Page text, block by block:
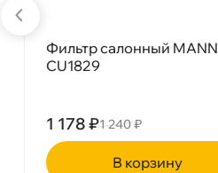
Фильтр салонный MANN
CU1829
1 178 ₽1 240 ₽
корзину